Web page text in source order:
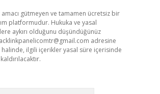
amacı gütmeyen ve tamamen ücretsiz bir
platformudur. Hukuka ve yasal
aykırı olduğunu düşündüğünüz
adresine
ilgili içerikler yasal süre içerisinde